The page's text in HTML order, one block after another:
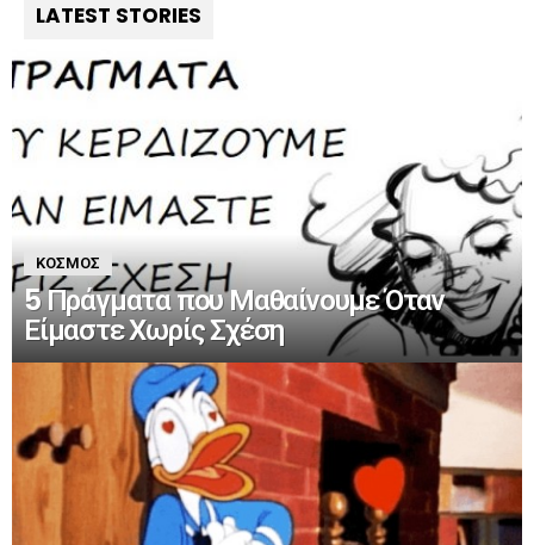
LATEST STORIES
ΚΌΣΜΟΣ
5 Πράγματα που Μαθαίνουμε Όταν
Είμαστε Χωρίς Σχέση